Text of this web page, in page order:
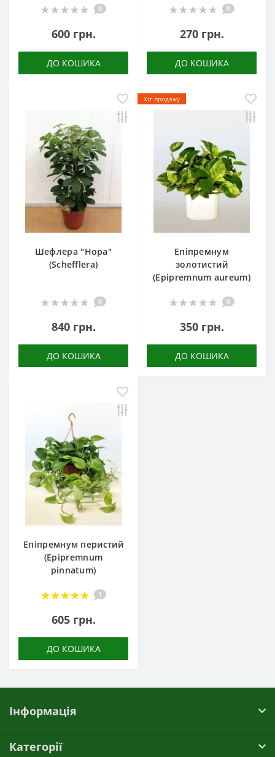
0
600 грн.
ДО КОШИКА
0
270 грн.
ДО КОШИКА
Шефлера "Нора"
(Schefflera)
0
840 грн.
ДО КОШИКА
Хіт продажу
Епіпремнум
золотистий
(Epipremnum aureum)
0
350 грн.
ДО КОШИКА
Епіпремнум перистий
(Epipremnum
pinnatum)
1
605 грн.
ДО КОШИКА
Інформація
Категорії